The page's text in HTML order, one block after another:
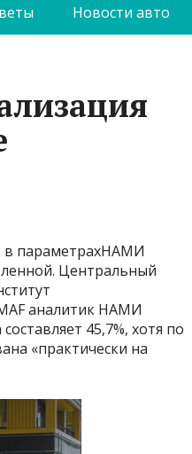
Новости авто
в параметрахНАМИ
Центральный
аналитик НАМИ
45,7%, хотя по
«практически на